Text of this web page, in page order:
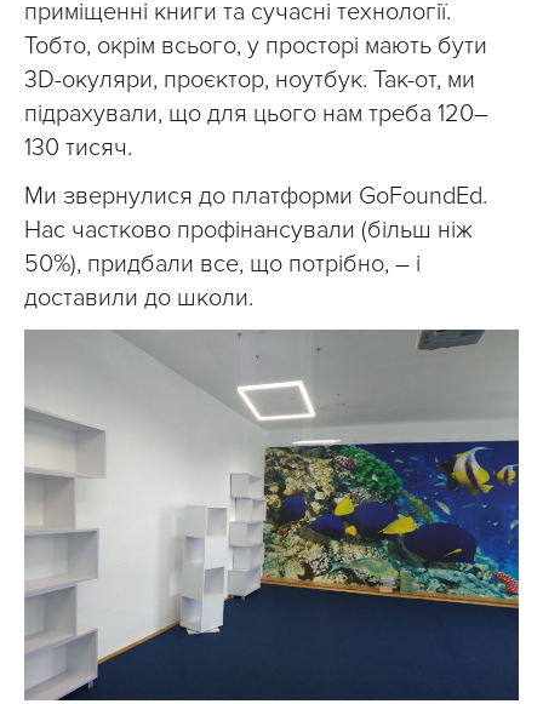
приміщенні книги та сучасні технології.
Тобто, окрім всього, у просторі мають бути
3D-окуляри, проєктор, ноутбук. Так-от, ми
підрахували, що для цього нам треба 120–
130 тисяч.
Ми звернулися до платформи GoFoundEd.
Нас частково профінансували (більш ніж
50%), придбали все, що потрібно, – і
доставили до школи.